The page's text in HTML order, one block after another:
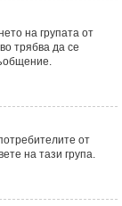
на групата от
трябва да се
от
на тази група.